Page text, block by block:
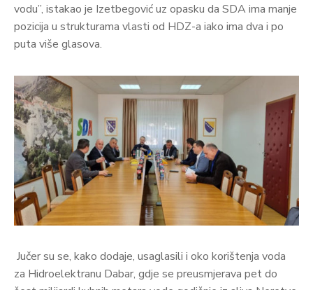
vodu”, istakao je Izetbegović uz opasku da SDA ima manje
pozicija u strukturama vlasti od HDZ-a iako ima dva i po
puta više glasova.
Jučer su se, kako dodaje, usaglasili i oko korištenja voda
za Hidroelektranu Dabar, gdje se preusmjerava pet do